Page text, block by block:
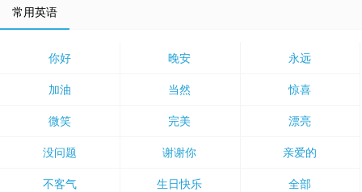
常用英语
你好 晚安 永远
加油 当然 惊喜
微笑 完美 漂亮
没问题 谢谢你 亲爱的
不客气 生日快乐 全部